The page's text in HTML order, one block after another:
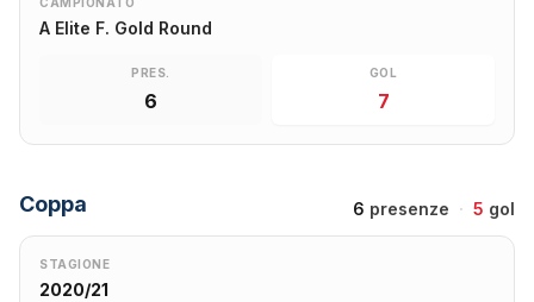
A Elite F. Gold Round
PRES.
6
GOL
7
Coppa 6 presenze · 5 gol
STAGIONE
2020/21